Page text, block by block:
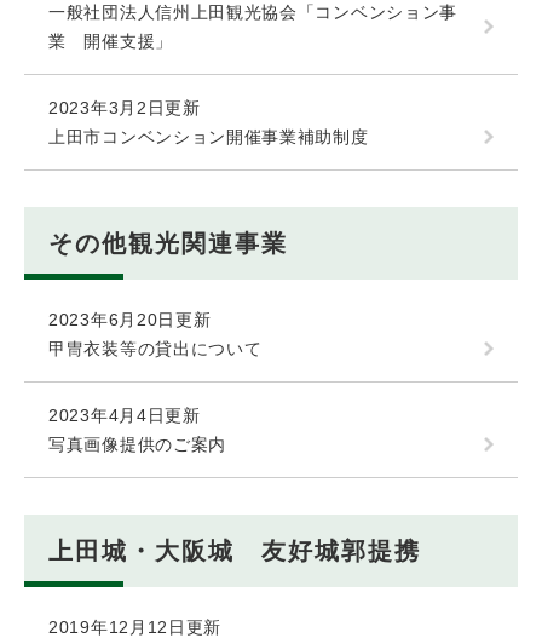
一般社団法人信州上田観光協会「コンベンション事
業 開催支援」
2023年3月2日更新
上田市コンベンション開催事業補助制度
その他観光関連事業
2023年6月20日更新
甲冑衣装等の貸出について
2023年4月4日更新
写真画像提供のご案内
上田城・大阪城 友好城郭提携
2019年12月12日更新